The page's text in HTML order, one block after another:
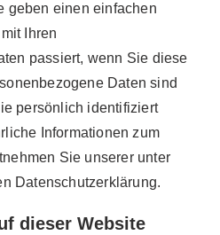
geben einen einfachen
Ihren
passiert, wenn Sie diese
Daten sind
persönlich identifiziert
Informationen zum
Sie unserer unter
Datenschutzerklärung.
dieser Website